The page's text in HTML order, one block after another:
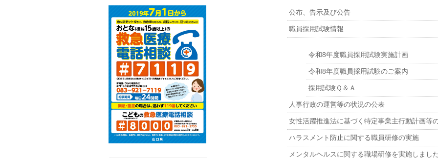
公布、告示及び公告
職員採用試験情報
令和8年度職員採用試験実施計画
令和8年度職員採用試験のご案内
採用試験Ｑ＆Ａ
人事行政の運営等の状況の公表
女性活躍推進法に基づく特定事業主行動計画等
ハラスメント防止に関する職員研修の実施
メンタルヘルスに関する職場研修を実施しまし